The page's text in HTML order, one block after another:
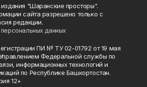
"Шаранские просторы".
сайта разрешено только с
редакции.
данных
ПИ № ТУ 02-01792 от 19 мая
Федеральной службы по
информационных технологий и
по Республике Башкортостан.
12+